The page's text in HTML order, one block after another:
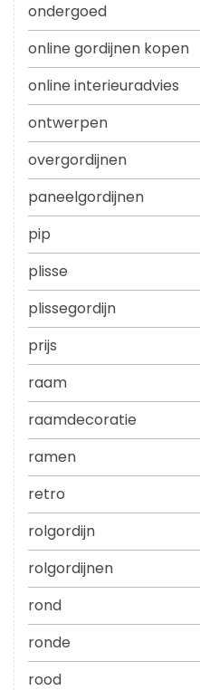
ondergoed
online gordijnen kopen
online interieuradvies
ontwerpen
overgordijnen
paneelgordijnen
pip
plisse
plissegordijn
prijs
raam
raamdecoratie
ramen
retro
rolgordijn
rolgordijnen
rond
ronde
rood